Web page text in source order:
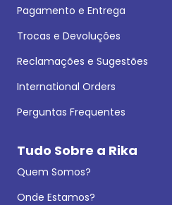
Pagamento e Entrega
Trocas e Devoluções
Reclamações e Sugestões
International Orders
Perguntas Frequentes
Tudo Sobre a Rika
Quem Somos?
Onde Estamos?